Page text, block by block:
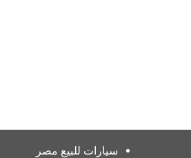
سيارات للبيع مصر